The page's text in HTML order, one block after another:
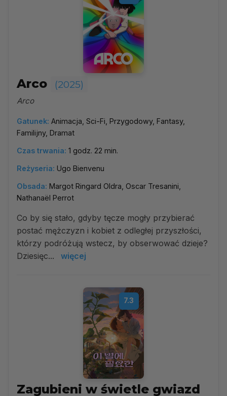
Arco (2025)
Arco
Gatunek: Animacja, Sci-Fi, Przygodowy, Fantasy,
Familijny, Dramat
Czas trwania: 1 godz. 22 min.
Reżyseria: Ugo Bienvenu
Obsada: Margot Ringard Oldra, Oscar Tresanini,
Nathanaël Perrot
Co by się stało, gdyby tęcze mogły przybierać
postać mężczyzn i kobiet z odległej przyszłości,
którzy podróżują wstecz, by obserwować dzieje?
Dziesięc...
więcej
7.3
Zagubieni w świetle gwiazd